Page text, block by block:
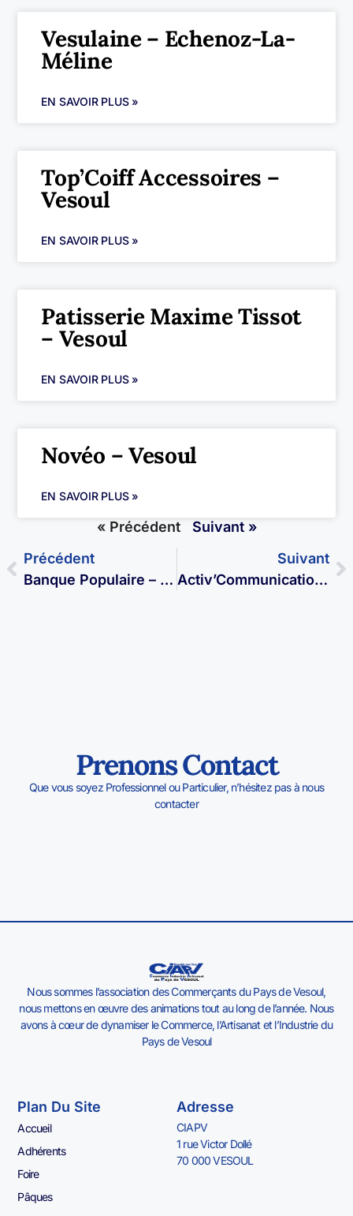
Vesulaine – Echenoz-La-
Méline
EN SAVOIR PLUS »
Top’Coiff Accessoires –
Vesoul
EN SAVOIR PLUS »
Patisserie Maxime Tissot
– Vesoul
EN SAVOIR PLUS »
Novéo – Vesoul
EN SAVOIR PLUS »
« Précédent
Suivant »
Précédent
Banque Populaire – Vesoul
Suivant
Activ’Communication – Echenoz-La-Méline
Prenons Contact
Que vous soyez Professionnel ou Particulier, n’hésitez pas à nous
contacter
Nous sommes l’association des Commerçants du Pays de Vesoul,
nous mettons en œuvre des animations tout au long de l’année. Nous
avons à cœur de dynamiser le Commerce, l’Artisanat et l’Industrie du
Pays de Vesoul
Plan Du Site
Accueil
Adhérents
Foire
Pâques
Adresse
CIAPV
1 rue Victor Dollé
70 000 VESOUL